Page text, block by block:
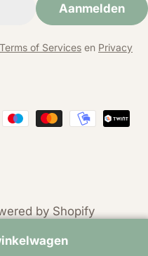
Aanmelden
Terms of Services en Privacy
by Shopify